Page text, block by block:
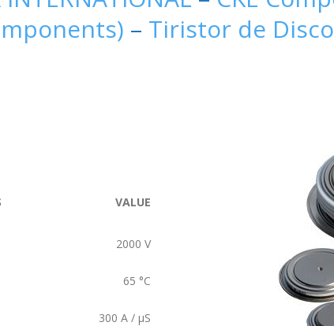
– Tiristor de
VALUE
2000 V
65 °C
300 A / µS